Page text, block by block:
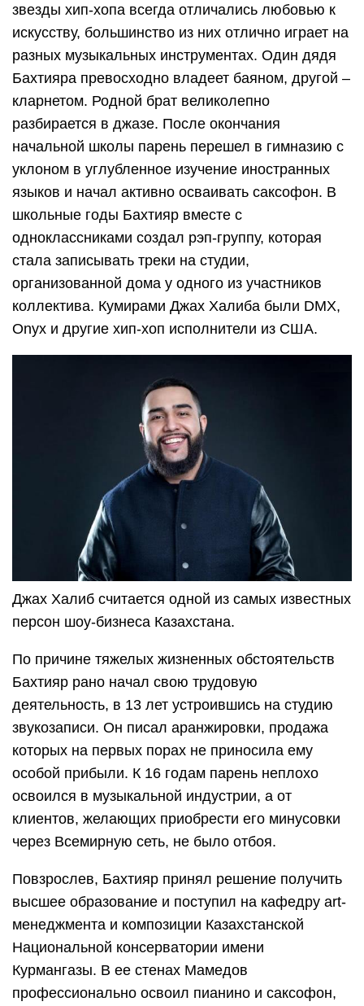
звезды хип-хопа всегда отличались любовью к
искусству, большинство из них отлично играет на
разных музыкальных инструментах. Один дядя
Бахтияра превосходно владеет баяном, другой –
кларнетом. Родной брат великолепно
разбирается в джазе. После окончания
начальной школы парень перешел в гимназию с
уклоном в углубленное изучение иностранных
языков и начал активно осваивать саксофон. В
школьные годы Бахтияр вместе с
одноклассниками создал рэп-группу, которая
стала записывать треки на студии,
организованной дома у одного из участников
коллектива. Кумирами Джах Халиба были DMX,
Onyx и другие хип-хоп исполнители из США.
Джах Халиб считается одной из самых известных
персон шоу-бизнеса Казахстана.
По причине тяжелых жизненных обстоятельств
Бахтияр рано начал свою трудовую
деятельность, в 13 лет устроившись на студию
звукозаписи. Он писал аранжировки, продажа
которых на первых порах не приносила ему
особой прибыли. К 16 годам парень неплохо
освоился в музыкальной индустрии, а от
клиентов, желающих приобрести его минусовки
через Всемирную сеть, не было отбоя.
Повзрослев, Бахтияр принял решение получить
высшее образование и поступил на кафедру art-
менеджмента и композиции Казахстанской
Национальной консерватории имени
Курмангазы. В ее стенах Мамедов
профессионально освоил пианино и саксофон,